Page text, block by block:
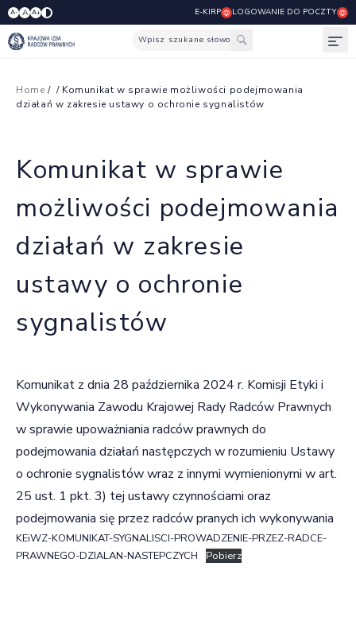
A- A A+ E-KIRP LOGOWANIE DO POCZTY
Wpisz szukane słowo
Home / / Komunikat w sprawie możliwości podejmowania
działań w zakresie ustawy o ochronie sygnalistów
Komunikat w sprawie
możliwości podejmowania
działań w zakresie
ustawy o ochronie
sygnalistów
Komunikat z dnia 28 października 2024 r. Komisji Etyki i
Wykonywania Zawodu Krajowej Rady Radców Prawnych
w sprawie upoważniania radców prawnych do
podejmowania działań następczych w rozumieniu Ustawy
o ochronie sygnalistów wraz z innymi wymienionymi w art.
25 ust. 1 pkt. 3) tej ustawy czynnościami oraz
podejmowania się przez radców pranych ich wykonywania
KEiWZ-KOMUNIKAT-SYGNALISCI-PROWADZENIE-PRZEZ-RADCE-
PRAWNEGO-DZIALAN-NASTEPCZYCH
Pobierz